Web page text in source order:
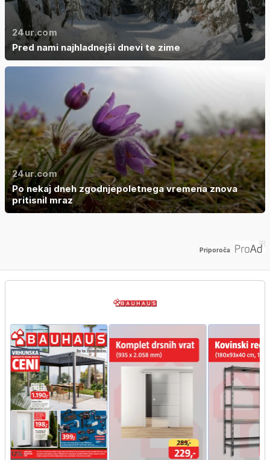
24ur.com
Pred nami najhladnejši dnevi te zime
24ur.com
Po nekaj dneh zgodnjepoletnega vremena znova
pritisnil mraz
Priporoča